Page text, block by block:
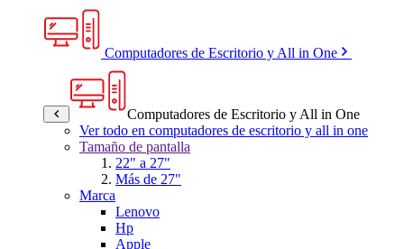
Computadores de Escritorio y All in One
Computadores de Escritorio y All in One
Ver todo en computadores de escritorio y all in one
Tamaño de pantalla
22" a 27"
Más de 27"
Marca
Lenovo
Hp
Apple